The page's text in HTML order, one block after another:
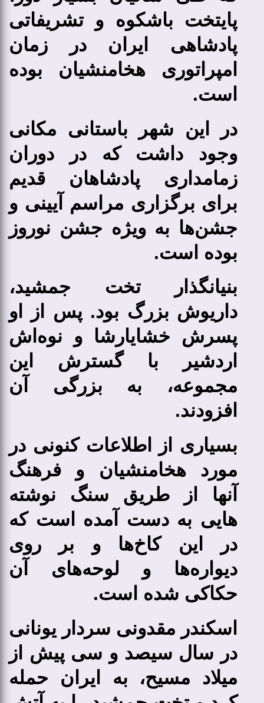
پایتخت باشکوه و تشریفاتی
پادشاهی ایران در زمان
امپراتوری هخامنشیان بوده
‌است.
در این شهر باستانی مکانی
وجود داشت که در دوران
زمامداری پادشاهان قدیم
برای برگزاری مراسم آیینی و
جشن‌ها به ویژه جشن نوروز
بوده است.
بنیانگذار تخت جمشید،
داریوش بزرگ بود. پس از او
پسرش خشایارشا و نوه‌اش
اردشیر با گسترش این
مجموعه، به بزرگی آن
افزودند.
بسیاری از اطلاعات کنونی در
مورد هخامنشیان و فرهنگ
آنها از طریق سنگ نوشته
هایی به دست آمده است که
در این کاخ‌ها و بر روی
دیواره‌ها و لوحه‌های آن
حکاکی شده ‌است.
اسکندر مقدونی سردار یونانی
در سال سیصد و سی پیش از
میلاد مسیح، به ایران حمله